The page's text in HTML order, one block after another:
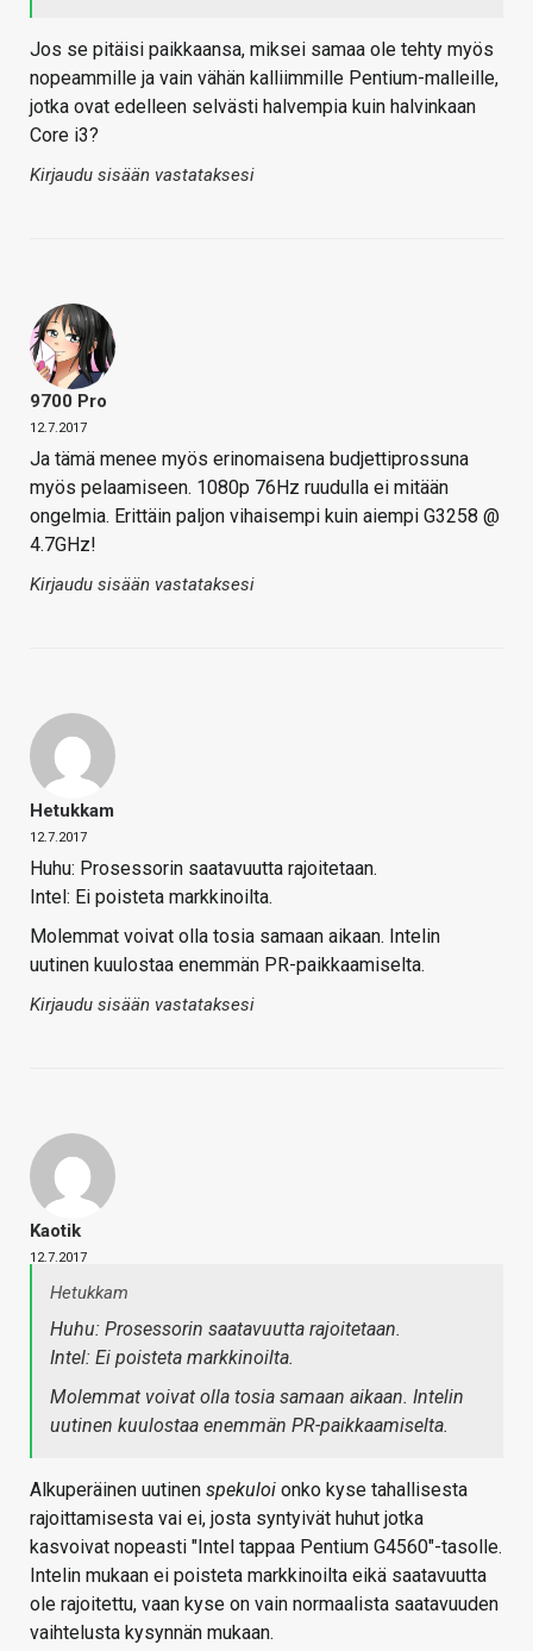
Jos se pitäisi paikkaansa, miksei samaa ole tehty myös
nopeammille ja vain vähän kalliimmille Pentium-malleille,
jotka ovat edelleen selvästi halvempia kuin halvinkaan
Core i3?
Kirjaudu sisään vastataksesi
9700 Pro
12.7.2017
Ja tämä menee myös erinomaisena budjettiprossuna
myös pelaamiseen. 1080p 76Hz ruudulla ei mitään
ongelmia. Erittäin paljon vihaisempi kuin aiempi G3258 @
4.7GHz!
Kirjaudu sisään vastataksesi
Hetukkam
12.7.2017
Huhu: Prosessorin saatavuutta rajoitetaan.
Intel: Ei poisteta markkinoilta.
Molemmat voivat olla tosia samaan aikaan. Intelin
uutinen kuulostaa enemmän PR-paikkaamiselta.
Kirjaudu sisään vastataksesi
Kaotik
12.7.2017
Hetukkam
Huhu: Prosessorin saatavuutta rajoitetaan.
Intel: Ei poisteta markkinoilta.
Molemmat voivat olla tosia samaan aikaan. Intelin
uutinen kuulostaa enemmän PR-paikkaamiselta.
Alkuperäinen uutinen spekuloi onko kyse tahallisesta
rajoittamisesta vai ei, josta syntyivät huhut jotka
kasvoivat nopeasti "Intel tappaa Pentium G4560"-tasolle.
Intelin mukaan ei poisteta markkinoilta eikä saatavuutta
ole rajoitettu, vaan kyse on vain normaalista saatavuuden
vaihtelusta kysynnän mukaan.